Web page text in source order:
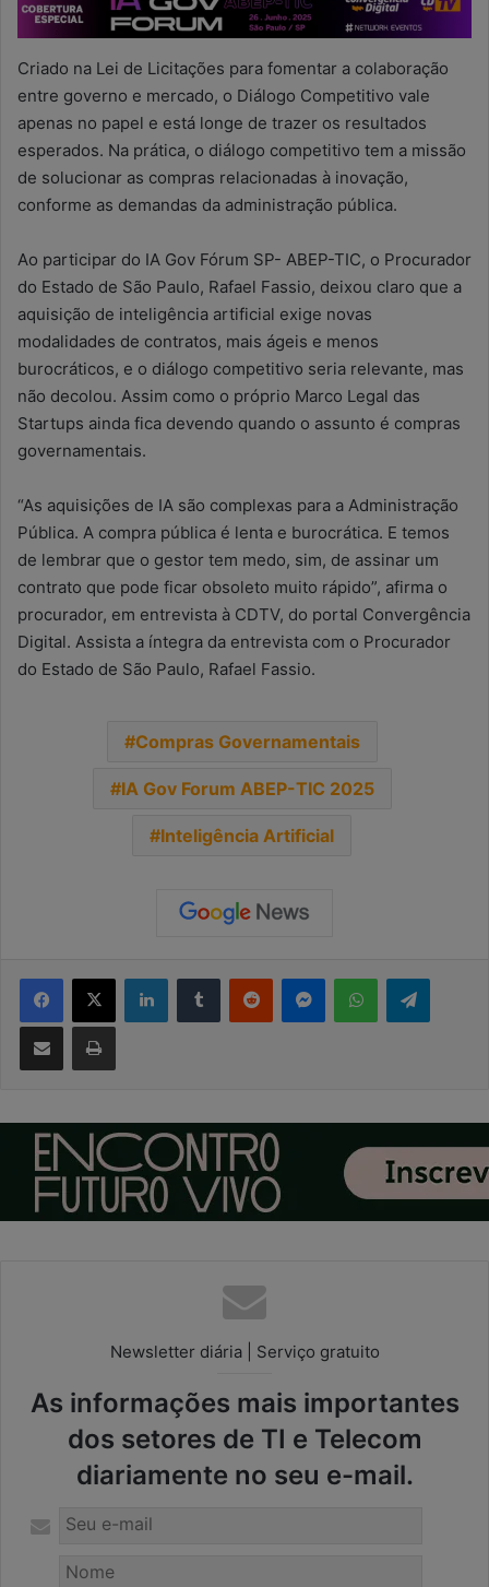
Criado na Lei de Licitações para fomentar a colaboração
entre governo e mercado, o Diálogo Competitivo vale
apenas no papel e está longe de trazer os resultados
esperados. Na prática, o diálogo competitivo tem a missão
de solucionar as compras relacionadas à inovação,
conforme as demandas da administração pública.
Ao participar do IA Gov Fórum SP- ABEP-TIC, o Procurador
do Estado de São Paulo, Rafael Fassio, deixou claro que a
aquisição de inteligência artificial exige novas
modalidades de contratos, mais ágeis e menos
burocráticos, e o diálogo competitivo seria relevante, mas
não decolou. Assim como o próprio Marco Legal das
Startups ainda fica devendo quando o assunto é compras
governamentais.
“As aquisições de IA são complexas para a Administração
Pública. A compra pública é lenta e burocrática. E temos
de lembrar que o gestor tem medo, sim, de assinar um
contrato que pode ficar obsoleto muito rápido”, afirma o
procurador, em entrevista à CDTV, do portal Convergência
Digital. Assista a íntegra da entrevista com o Procurador
do Estado de São Paulo, Rafael Fassio.
Compras Governamentais
IA Gov Forum ABEP-TIC 2025
Inteligência Artificial
Facebook
X LinkedinTumblr Reddit MessengerWhatsApp
Compartilhar via e-mail Imprimir
Newsletter diária | Serviço gratuito
As informações mais importantes
dos setores de TI e Telecom
diariamente no seu e-mail.